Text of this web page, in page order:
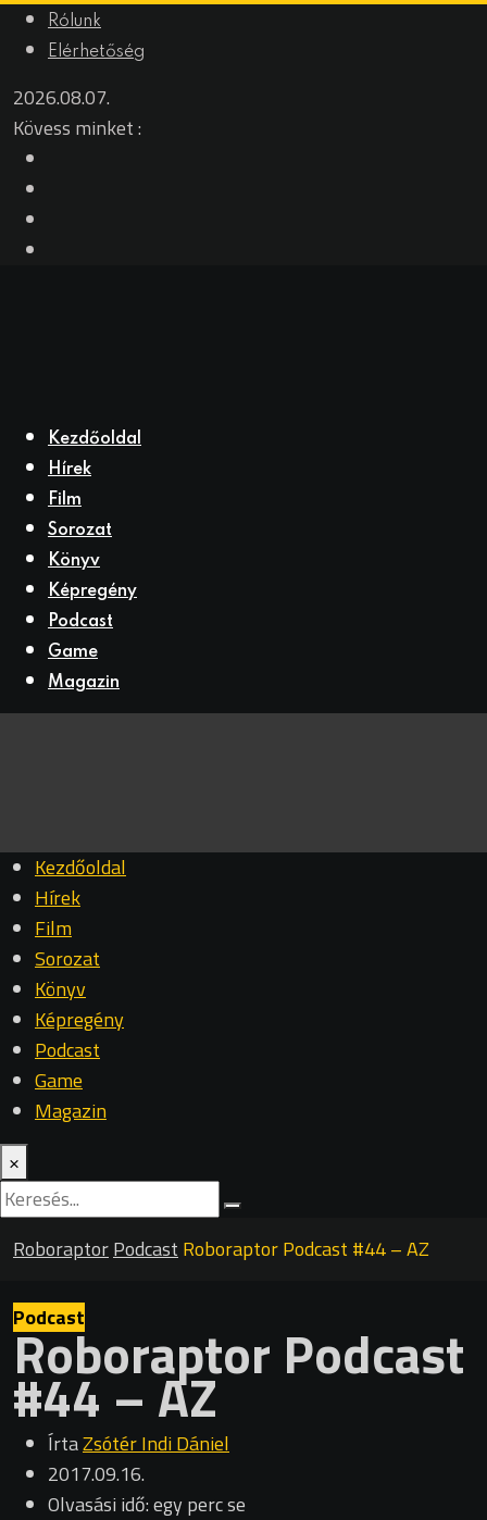
Skip
Rólunk
Elérhetőség
2026.08.07.
Kövess minket :
Kezdőoldal
Hírek
Film
Sorozat
Könyv
Képregény
Podcast
Game
Magazin
Kezdőoldal
Hírek
Film
Sorozat
Könyv
Képregény
Podcast
Game
Magazin
×
RoboraptorPodcast Roboraptor Podcast #44 – AZ
Podcast
Roboraptor Podcast
#44 – AZ
ÍrtaZsótér Indi Dániel
2017.09.16.
Olvasási idő: egy perc se